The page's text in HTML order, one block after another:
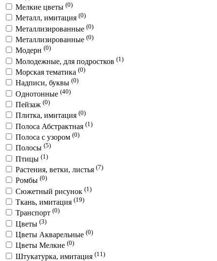
Мелкие цветы (0)
Металл, имитация (0)
Металлизированные (0)
Металлизированные (0)
Модерн (0)
Молодежные, для подростков (1)
Морская тематика (0)
Надписи, буквы (0)
Однотонные (40)
Пейзаж (0)
Плитка, имитация (0)
Полоса Абстрактная (1)
Полоса с узором (0)
Полосы (5)
Птицы (1)
Растения, ветки, листья (7)
Ромбы (0)
Сюжетный рисунок (1)
Ткань, имитация (19)
Транспорт (0)
Цветы (3)
Цветы Акварельные (0)
Цветы Мелкие (0)
Штукатурка, имитация (11)